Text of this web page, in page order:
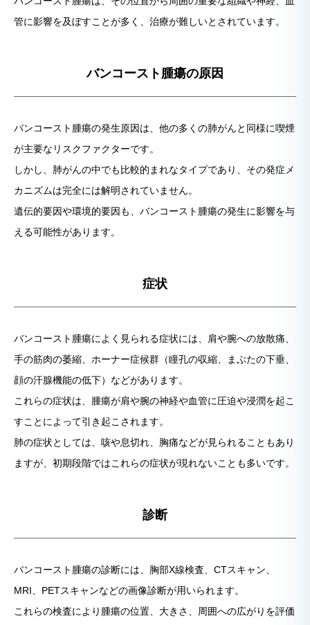
管に影響を及ぼすことが多く、治療が難しいとされています。
バンコースト腫瘍の原因
バンコースト腫瘍の発生原因は、他の多くの肺がんと同様に喫煙
が主要なリスクファクターです。
しかし、肺がんの中でも比較的まれなタイプであり、その発症メ
カニズムは完全には解明されていません。
遺伝的要因や環境的要因も、バンコースト腫瘍の発生に影響を与
える可能性があります。
症状
バンコースト腫瘍によく見られる症状には、肩や腕への放散痛、
手の筋肉の萎縮、ホーナー症候群（瞳孔の収縮、まぶたの下垂、
顔の汗腺機能の低下）などがあります。
これらの症状は、腫瘍が肩や腕の神経や血管に圧迫や浸潤を起こ
すことによって引き起こされます。
肺の症状としては、咳や息切れ、胸痛などが見られることもあり
ますが、初期段階ではこれらの症状が現れないことも多いです。
診断
バンコースト腫瘍の診断には、胸部X線検査、CTスキャン、
MRI、PETスキャンなどの画像診断が用いられます。
これらの検査により腫瘍の位置、大きさ、周囲への広がりを評価